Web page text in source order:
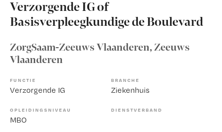
Verzorgende IG of
Basisverpleegkundige de Boulevard
ZorgSaam-Zeeuws Vlaanderen, Zeeuws
Vlaanderen
FUNCTIE
Verzorgende IG
BRANCHE
Ziekenhuis
OPLEIDINGSNIVEAU
MBO
DIENSTVERBAND